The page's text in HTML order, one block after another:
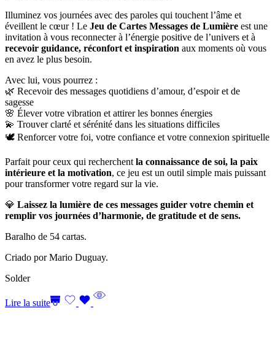
Illuminez vos journées avec des paroles qui touchent l’âme et
éveillent le cœur ! Le Jeu de Cartes Messages de Lumière est une
invitation à vous reconnecter à l’énergie positive de l’univers et à
recevoir guidance, réconfort et inspiration aux moments où vous
en avez le plus besoin.
Avec lui, vous pourrez :
🌿 Recevoir des messages quotidiens d’amour, d’espoir et de
sagesse
🌸 Élever votre vibration et attirer les bonnes énergies
💫 Trouver clarté et sérénité dans les situations difficiles
🕊️ Renforcer votre foi, votre confiance et votre connexion spirituelle
Parfait pour ceux qui recherchent la connaissance de soi, la paix
intérieure et la motivation, ce jeu est un outil simple mais puissant
pour transformer votre regard sur la vie.
💎 Laissez la lumière de ces messages guider votre chemin et
remplir vos journées d’harmonie, de gratitude et de sens.
Baralho de 54 cartas.
Criado por Mario Duguay.
Solder
Lire la suite